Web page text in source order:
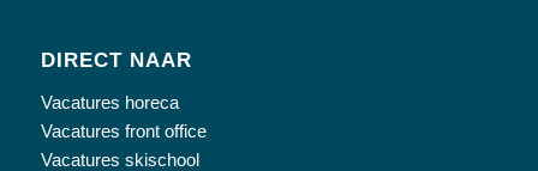
DIRECT NAAR
Vacatures horeca
Vacatures front office
Vacatures skischool